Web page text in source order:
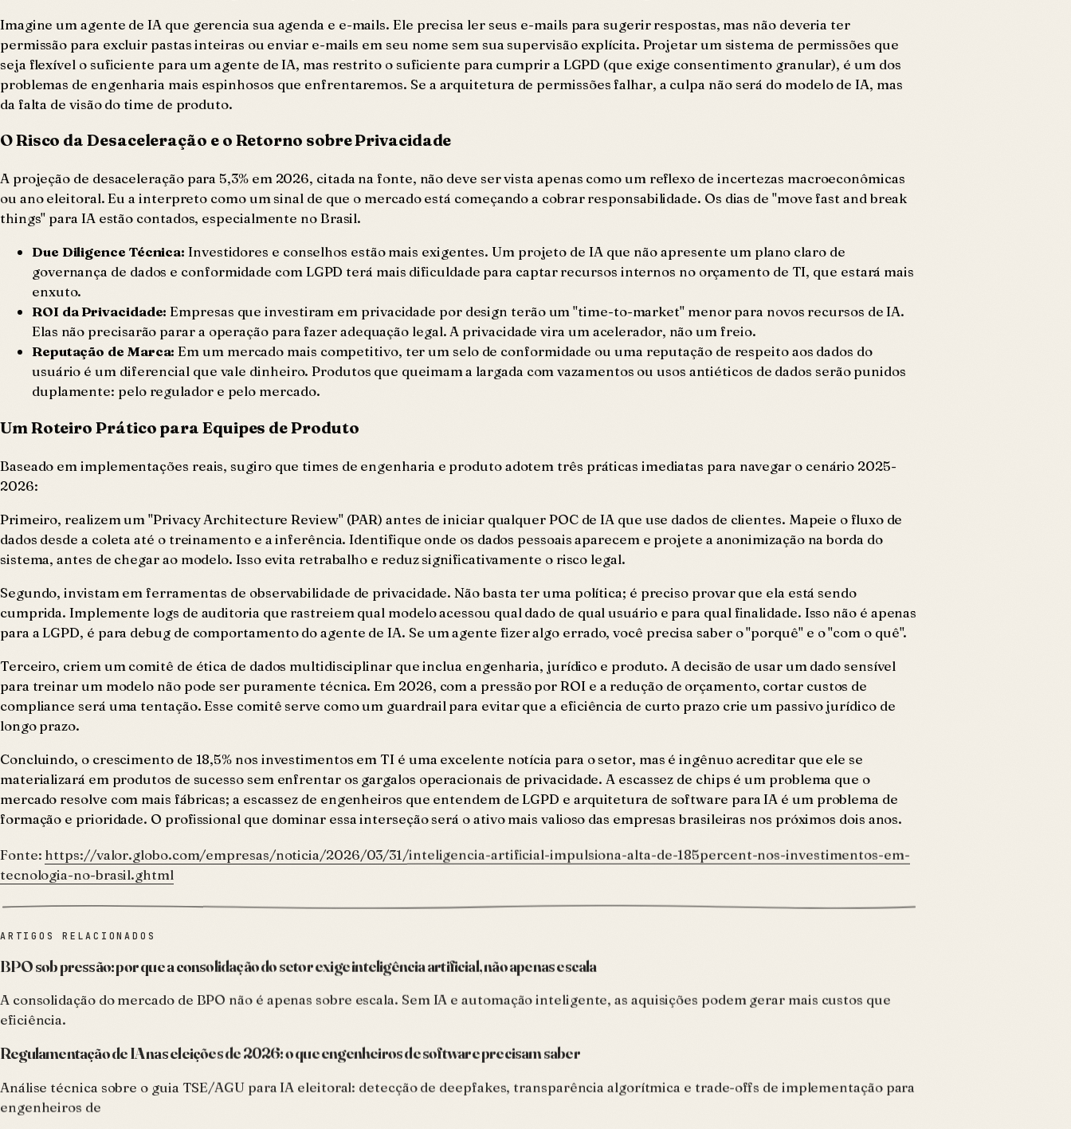
Imagine um agente de IA que gerencia sua agenda e e-mails. Ele precisa ler seus e-mails para sugerir respostas, mas não deveria ter
permissão para excluir pastas inteiras ou enviar e-mails em seu nome sem sua supervisão explícita. Projetar um sistema de permissões que
seja flexível o suficiente para um agente de IA, mas restrito o suficiente para cumprir a LGPD (que exige consentimento granular), é um dos
problemas de engenharia mais espinhosos que enfrentaremos. Se a arquitetura de permissões falhar, a culpa não será do modelo de IA, mas
da falta de visão do time de produto.
O Risco da Desaceleração e o Retorno sobre Privacidade
A projeção de desaceleração para 5,3% em 2026, citada na fonte, não deve ser vista apenas como um reflexo de incertezas macroeconômicas
ou ano eleitoral. Eu a interpreto como um sinal de que o mercado está começando a cobrar responsabilidade. Os dias de "move fast and break
things" para IA estão contados, especialmente no Brasil.
Due Diligence Técnica: Investidores e conselhos estão mais exigentes. Um projeto de IA que não apresente um plano claro de
governança de dados e conformidade com LGPD terá mais dificuldade para captar recursos internos no orçamento de TI, que estará mais
enxuto.
ROI da Privacidade: Empresas que investiram em privacidade por design terão um "time-to-market" menor para novos recursos de IA.
Elas não precisarão parar a operação para fazer adequação legal. A privacidade vira um acelerador, não um freio.
Reputação de Marca: Em um mercado mais competitivo, ter um selo de conformidade ou uma reputação de respeito aos dados do
usuário é um diferencial que vale dinheiro. Produtos que queimam a largada com vazamentos ou usos antiéticos de dados serão punidos
duplamente: pelo regulador e pelo mercado.
Um Roteiro Prático para Equipes de Produto
Baseado em implementações reais, sugiro que times de engenharia e produto adotem três práticas imediatas para navegar o cenário 2025-
2026:
Primeiro, realizem um "Privacy Architecture Review" (PAR) antes de iniciar qualquer POC de IA que use dados de clientes. Mapeie o fluxo de
dados desde a coleta até o treinamento e a inferência. Identifique onde os dados pessoais aparecem e projete a anonimização na borda do
sistema, antes de chegar ao modelo. Isso evita retrabalho e reduz significativamente o risco legal.
Segundo, invistam em ferramentas de observabilidade de privacidade. Não basta ter uma política; é preciso provar que ela está sendo
cumprida. Implemente logs de auditoria que rastreiem qual modelo acessou qual dado de qual usuário e para qual finalidade. Isso não é apenas
para a LGPD, é para debug de comportamento do agente de IA. Se um agente fizer algo errado, você precisa saber o "porquê" e o "com o quê".
Terceiro, criem um comitê de ética de dados multidisciplinar que inclua engenharia, jurídico e produto. A decisão de usar um dado sensível
para treinar um modelo não pode ser puramente técnica. Em 2026, com a pressão por ROI e a redução de orçamento, cortar custos de
compliance será uma tentação. Esse comitê serve como um guardrail para evitar que a eficiência de curto prazo crie um passivo jurídico de
longo prazo.
Concluindo, o crescimento de 18,5% nos investimentos em TI é uma excelente notícia para o setor, mas é ingênuo acreditar que ele se
materializará em produtos de sucesso sem enfrentar os gargalos operacionais de privacidade. A escassez de chips é um problema que o
mercado resolve com mais fábricas; a escassez de engenheiros que entendem de LGPD e arquitetura de software para IA é um problema de
formação e prioridade. O profissional que dominar essa interseção será o ativo mais valioso das empresas brasileiras nos próximos dois anos.
Fonte: https://valor.globo.com/empresas/noticia/2026/03/31/inteligencia-artificial-impulsiona-alta-de-185percent-nos-investimentos-em-
tecnologia-no-brasil.ghtml
ARTIGOS RELACIONADOS
BPO sob pressão: por que a consolidação do setor exige inteligência artificial, não apenas escala
A consolidação do mercado de BPO não é apenas sobre escala. Sem IA e automação inteligente, as aquisições podem gerar mais custos que
eficiência.
Regulamentação de IA nas eleições de 2026: o que engenheiros de software precisam saber
Análise técnica sobre o guia TSE/AGU para IA eleitoral: detecção de deepfakes, transparência algorítmica e trade-offs de implementação para
engenheiros de